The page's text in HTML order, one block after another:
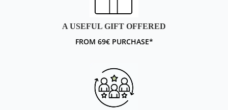
A USEFUL GIFT OFFERED
FROM 69€ PURCHASE*